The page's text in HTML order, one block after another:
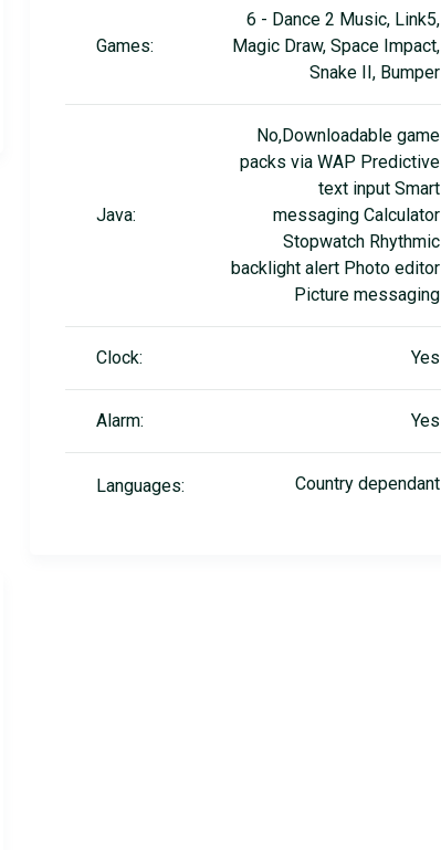
Games:
6 - Dance 2 Music, Link5,
Magic Draw, Space Impact,
Snake II, Bumper
Java:
No,Downloadable game
packs via WAP Predictive
text input Smart
messaging Calculator
Stopwatch Rhythmic
backlight alert Photo editor
Picture messaging
Clock: Yes
Alarm: Yes
Languages: Country dependant